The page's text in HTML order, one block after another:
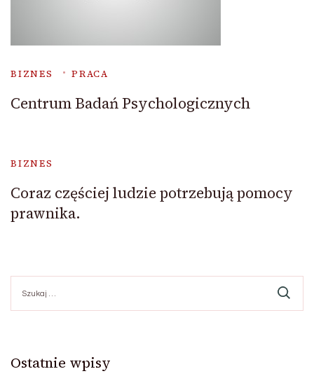
BIZNES PRACA
Centrum Badań Psychologicznych
BIZNES
Coraz częściej ludzie potrzebują pomocy
prawnika.
Ostatnie wpisy